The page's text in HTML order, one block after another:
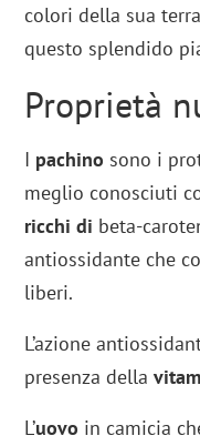
colori della sua
questo splendido
Proprietà
I pachino sono i
meglio conosciuti
ricchi di beta-
antiossidante che
liberi.
L’azione
presenza della
L’uovo in camicia